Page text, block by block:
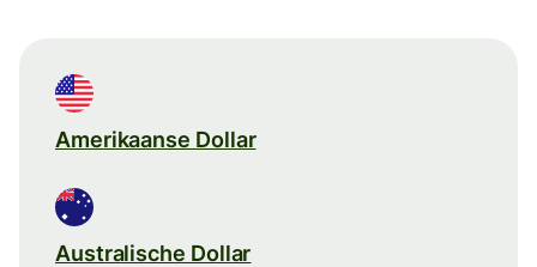
Amerikaanse Dollar
Australische Dollar